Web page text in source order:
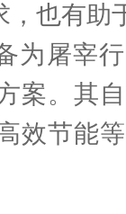
也有助
屠宰行
案。其
效节能